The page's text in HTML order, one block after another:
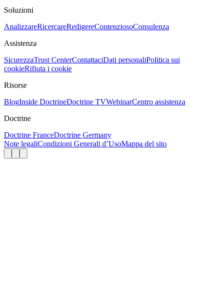
Soluzioni
AnalizzareRicercareRedigereContenziosoConsulenza
Assistenza
SicurezzaTrust CenterContattaciDati personaliPolitica sui
cookieRifiuta i cookie
Risorse
BlogInside DoctrineDoctrine TVWebinarCentro assistenza
Doctrine
Doctrine FranceDoctrine Germany
Note legaliCondizioni Generali d’UsoMappa del sito